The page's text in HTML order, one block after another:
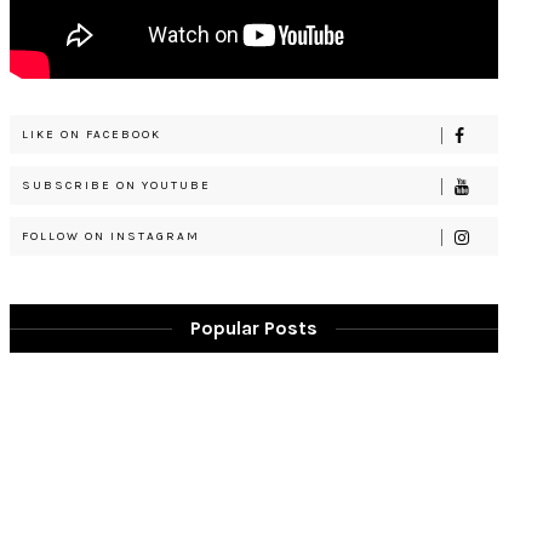
LIKE ON FACEBOOK
SUBSCRIBE ON YOUTUBE
FOLLOW ON INSTAGRAM
Popular Posts